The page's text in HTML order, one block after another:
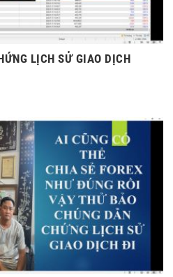
LỊCH SỬ GIAO DỊCH